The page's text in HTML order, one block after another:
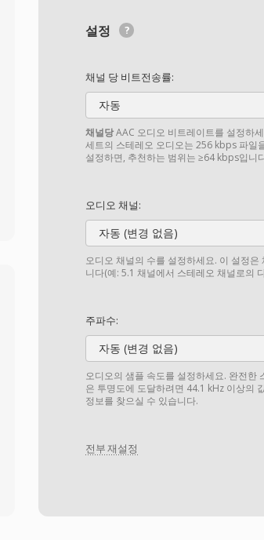
설정
채널 당 비트전송률:
자동
채널당AAC 오디오 비트레이트를 설정하
세트의 스테레오 오디오는 256 kbps 파일
설정하면, 추천하는 범위는 ≥64 kbps입니
오디오 채널:
자동 (변경 없음)
오디오 채널의 수를 설정하세요. 이 설정
니다(예: 5.1 채널에서 스테레오 채널로의
주파수:
자동 (변경 없음)
오디오의 샘플 속도를 설정하세요. 완전
은 투명도에 도달하려면 44.1 kHz 이상의
정보를 찾으실 수 있습니다.
전부 재설정